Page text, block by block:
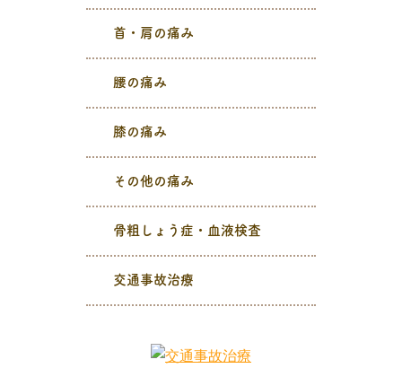
首・肩の痛み
腰の痛み
膝の痛み
その他の痛み
骨粗しょう症・血液検査
交通事故治療